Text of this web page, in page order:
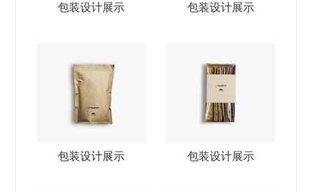
包装设计展示 包装设计展示
包装设计展示 包装设计展示